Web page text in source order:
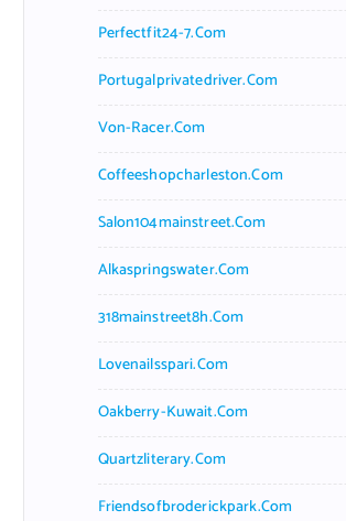
Perfectfit24-7.com
Portugalprivatedriver.com
Von-Racer.com
Coffeeshopcharleston.com
Salon104mainstreet.com
Alkaspringswater.com
318mainstreet8h.com
Lovenailsspari.com
Oakberry-Kuwait.com
Quartzliterary.com
Friendsofbroderickpark.com